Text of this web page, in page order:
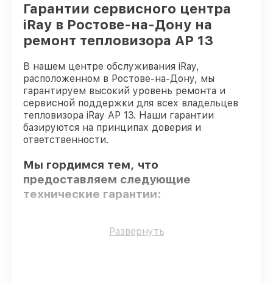
Гарантии сервисного центра
iRay в Ростове-на-Дону на
ремонт тепловизора AP 13
В нашем центре обслуживания iRay,
расположенном в Ростове-на-Дону, мы
гарантируем высокий уровень ремонта и
сервисной поддержки для всех владельцев
тепловизора iRay AP 13. Наши гарантии
базируются на принципах доверия и
ответственности.
Мы гордимся тем, что
предоставляем следующие
технические гарантии:
Только фирменные комплектующие
Развернуть